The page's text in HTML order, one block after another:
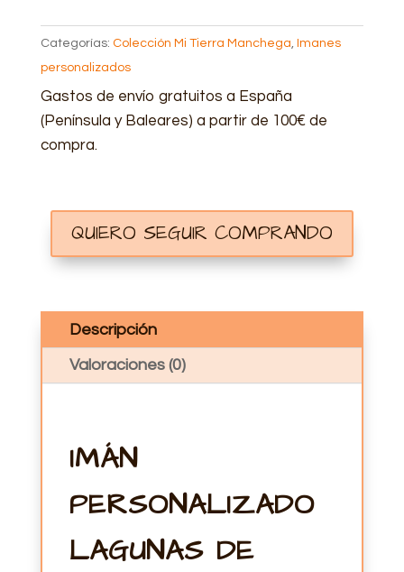
RUIDERA
CANTIDAD
Categorías: Colección Mi Tierra Manchega, Imanes
personalizados
Gastos de envío gratuitos a España
(Península y Baleares) a partir de 100€ de
compra.
QUIERO SEGUIR COMPRANDO
Descripción
Valoraciones (0)
IMÁN
PERSONALIZADO
LAGUNAS DE